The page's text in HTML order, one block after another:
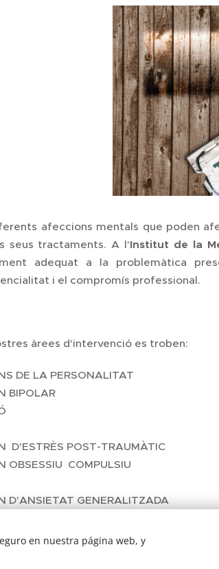
afeccions mentals que poden
seus tractaments. A l'Institut de la
adequat a la problemàtica
i el compromís professional.
àrees d'intervenció es troben:
DE LA PERSONALITAT
BIPOLAR
D'ESTRÈS POST-TRAUMÀTIC
OBSESSIU COMPULSIU
D'ANSIETAT GENERALITZADA
en nuestra página web, y